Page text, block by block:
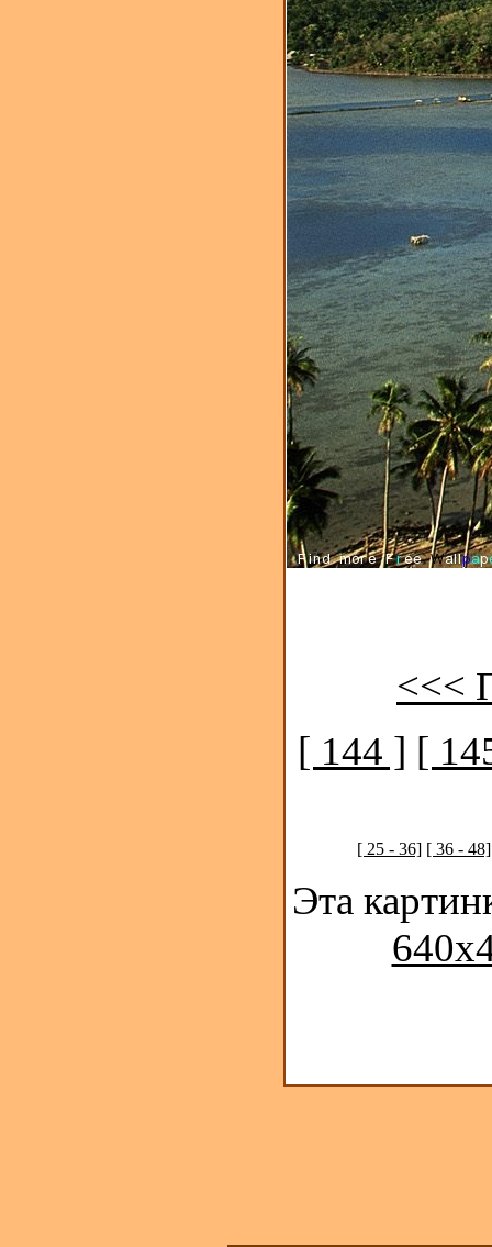
<<<
[ 144 ] [
[ 25 - 36] [ 36 - 48]
Эта